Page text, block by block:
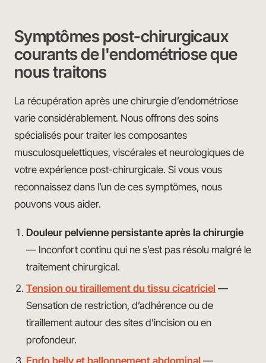
Symptômes post-chirurgicaux
courants de l'endométriose que
nous traitons
La récupération après une chirurgie d’endométriose
varie considérablement. Nous offrons des soins
spécialisés pour traiter les composantes
musculosquelettiques, viscérales et neurologiques de
votre expérience post-chirurgicale. Si vous vous
reconnaissez dans l’un de ces symptômes, nous
pouvons vous aider.
Douleur pelvienne persistante après la chirurgie
— Inconfort continu qui ne s’est pas résolu malgré le
traitement chirurgical.
Tension ou tiraillement du tissu cicatriciel —
Sensation de restriction, d’adhérence ou de
tiraillement autour des sites d’incision ou en
profondeur.